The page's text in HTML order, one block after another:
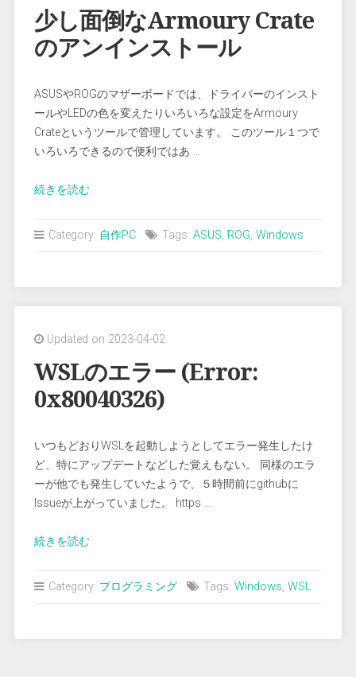
(nvlddmlm
ID
14)”
少し面倒なArmoury Crate
のアンインストール
ASUSやROGのマザーボードでは、ドライバーのインスト
ールやLEDの色を変えたりいろいろな設定をArmoury
Crateというツールで管理しています。 このツール１つで
いろいろできるので便利ではあ …
続きを読む“少
Armoury
Crate
ア
イ
ン
Category: 自作PC Tags: ASUS, ROG, Windows
Updated on 2023-04-02
WSLのエラー (Error:
0x80040326)
いつもどおりWSLを起動しようとしてエラー発生したけ
ど、特にアップデートなどした覚えもない。 同様のエラ
ーが他でも発生していたようで、５時間前にgithubに
Issueが上がっていました。 https …
続きを読む“WSL
(Error:
Category: プログラミング Tags: Windows, WSL